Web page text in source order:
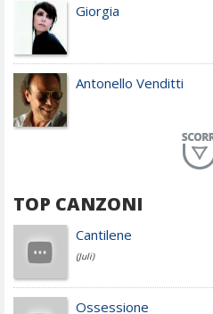
Giorgia
Antonello Venditti
Achille Lauro
Cesare Cremonini
TOP CANZONI
Cantilene
(Juli)
Ossessione